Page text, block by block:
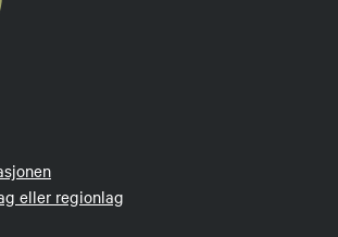
eller regionlag